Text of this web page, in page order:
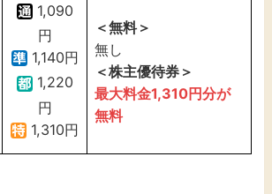
1,090
円
1,140円
1,220
円
1,310円
＜無料＞
無し
＜株主優待券＞
最大料金1,310円分が
無料